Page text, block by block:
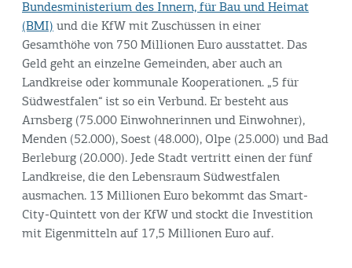
Bundesministerium des Innern, für Bau und Heimat
(BMI) und die KfW mit Zuschüssen in einer
Gesamthöhe von 750 Millionen Euro ausstattet. Das
Geld geht an einzelne Gemeinden, aber auch an
Landkreise oder kommunale Kooperationen. „5 für
Südwestfalen“ ist so ein Verbund. Er besteht aus
Arnsberg (75.000 Einwohnerinnen und Einwohner),
Menden (52.000), Soest (48.000), Olpe (25.000) und Bad
Berleburg (20.000). Jede Stadt vertritt einen der fünf
Landkreise, die den Lebensraum Südwestfalen
ausmachen. 13 Millionen Euro bekommt das Smart-
City-Quintett von der KfW und stockt die Investition
mit Eigenmitteln auf 17,5 Millionen Euro auf.